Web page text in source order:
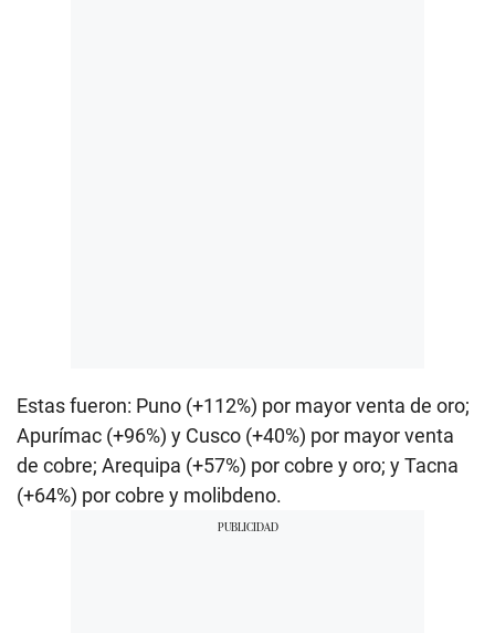
Estas fueron: Puno (+112%) por mayor venta de oro;
Apurímac (+96%) y Cusco (+40%) por mayor venta
de cobre; Arequipa (+57%) por cobre y oro; y Tacna
(+64%) por cobre y molibdeno.